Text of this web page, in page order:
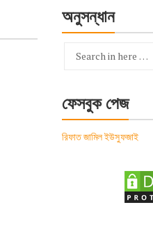
অনুসন্ধান
Search
ফেসবুক পেজ
রিফাত জামিল ইউসুফজাই